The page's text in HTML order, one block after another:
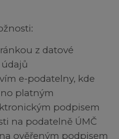
z datové
e-podatelny, kde
platným
podpisem
na podatelně ÚMČ
ověřeným podpisem